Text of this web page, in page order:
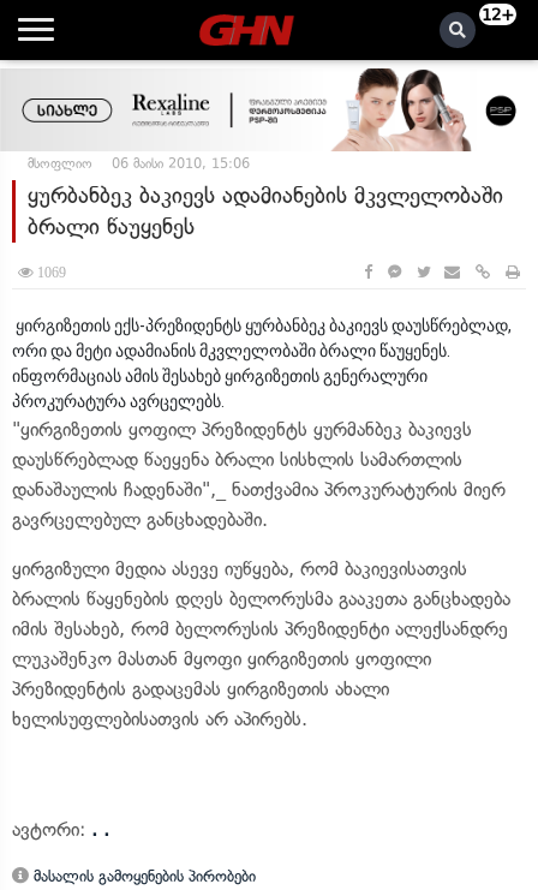
12+
მსოფლიო 06 მაისი 2010, 15:06
ყურბანბეკ ბაკიევს ადამიანების მკვლელობაში
ბრალი წაუყენეს
1069
ყირგიზეთის ექს-პრეზიდენტს ყურბანბეკ ბაკიევს დაუსწრებლად,
ორი და მეტი ადამიანის მკვლელობაში ბრალი წაუყენეს.
ინფორმაციას ამის შესახებ ყირგიზეთის გენერალური
პროკურატურა ავრცელებს.
"ყირგიზეთის ყოფილ პრეზიდენტს ყურმანბეკ ბაკიევს
დაუსწრებლად წაეყენა ბრალი სისხლის სამართლის
დანაშაულის ჩადენაში",_ ნათქვამია პროკურატურის მიერ
გავრცელებულ განცხადებაში.
ყირგიზული მედია ასევე იუწყება, რომ ბაკიევისათვის
ბრალის წაყენების დღეს ბელორუსმა გააკეთა განცხადება
იმის შესახებ, რომ ბელორუსის პრეზიდენტი ალექსანდრე
ლუკაშენკო მასთან მყოფი ყირგიზეთის ყოფილი
პრეზიდენტის გადაცემას ყირგიზეთის ახალი
ხელისუფლებისათვის არ აპირებს.
ავტორი: . .
მასალის გამოყენების პირობები